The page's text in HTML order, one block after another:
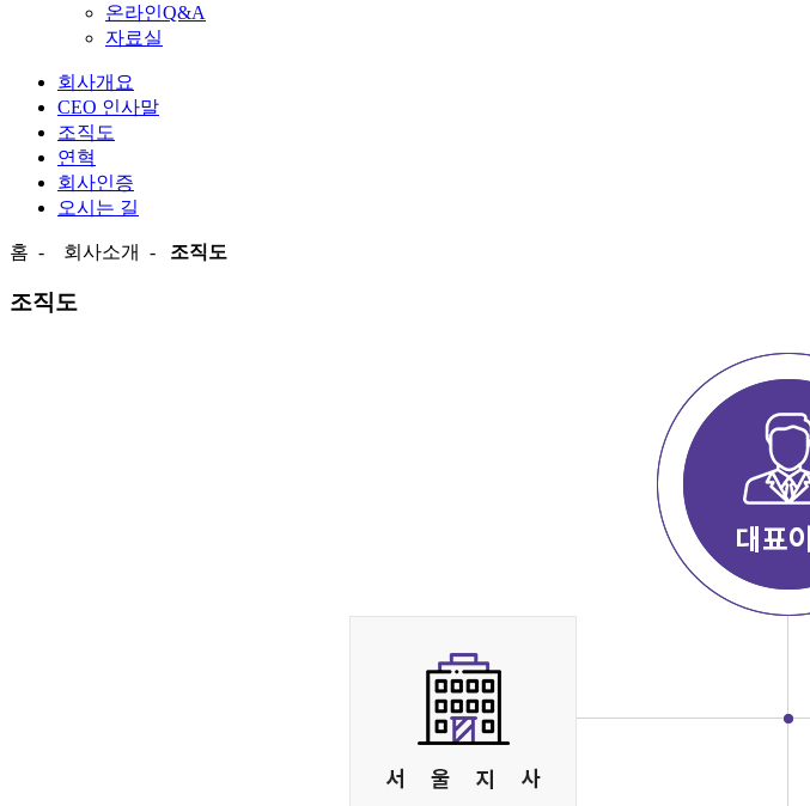
온라인Q&A
자료실
회사개요
CEO 인사말
조직도
연혁
회사인증
오시는 길
홈 - 회사소개 - 조직도
조직도